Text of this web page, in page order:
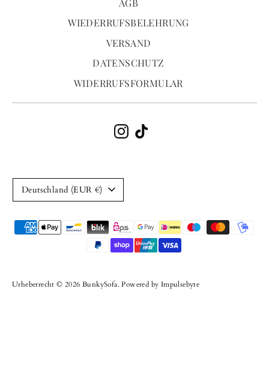
AGB
WIEDERRUFSBELEHRUNG
VERSAND
DATENSCHUTZ
WIDERRUFSFORMULAR
Urheberrecht © 2026BunkySofa.Powered by Impulsebyte
W
ä
h
u
Deutschland (EUR €)
Akzeptierte